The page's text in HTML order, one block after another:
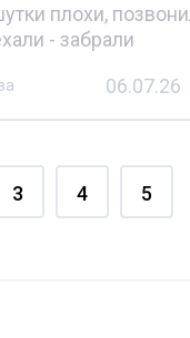
плохи,
- забрали
06.07.26
3 4 5